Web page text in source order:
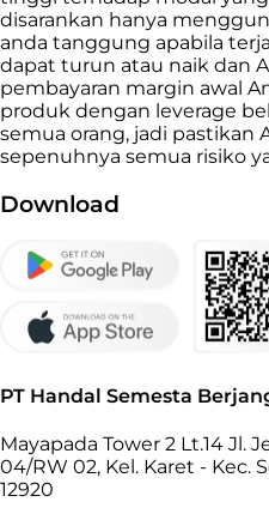
disarankan hanya
anda tanggung apabila
dapat turun atau naik dan
pembayaran margin awal
produk dengan leverage
semua orang, jadi pastikan
sepenuhnya semua risiko
Download
PT Handal Semesta
Mayapada Tower 2 Lt.14 Jl.
04/RW 02, Kel. Karet - Kec.
12920